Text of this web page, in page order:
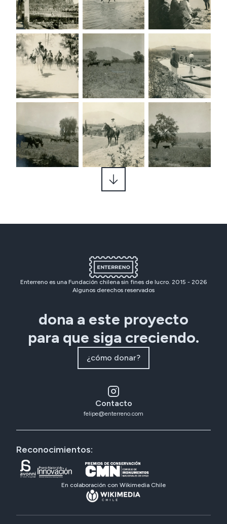
Enterreno es una Fundación chilena sin fines de lucro. 2015 - 2026
Algunos derechos reservados
dona a este proyecto
para que siga creciendo.
¿cómo donar?
Contacto
felipe@enterreno.com
Reconocimientos:
En colaboración con Wikimedia Chile